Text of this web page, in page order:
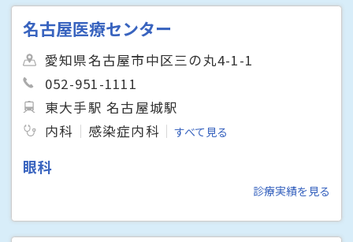
名古屋医療センター
愛知県名古屋市中区三の丸4-1-1
052-951-1111
東大手駅 名古屋城駅
内科
感染症内科 すべて見る
眼科
診療実績を見る